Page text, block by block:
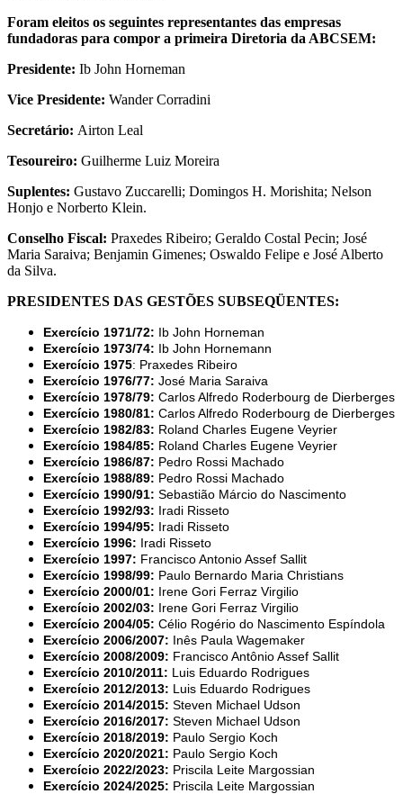
Foram eleitos os seguintes representantes das empresas
fundadoras para compor a primeira Diretoria da ABCSEM:
Presidente: Ib John Horneman
Vice Presidente: Wander Corradini
Secretário: Airton Leal
Tesoureiro: Guilherme Luiz Moreira
Suplentes: Gustavo Zuccarelli; Domingos H. Morishita; Nelson
Honjo e Norberto Klein.
Conselho Fiscal: Praxedes Ribeiro; Geraldo Costal Pecin; José
Maria Saraiva; Benjamin Gimenes; Oswaldo Felipe e José Alberto
da Silva.
PRESIDENTES DAS GESTÕES SUBSEQÜENTES:
Exercício 1971/72: Ib John Horneman
Exercício 1973/74: Ib John Hornemann
Exercício 1975: Praxedes Ribeiro
Exercício 1976/77: José Maria Saraiva
Exercício 1978/79: Carlos Alfredo Roderbourg de Dierberges
Exercício 1980/81: Carlos Alfredo Roderbourg de Dierberges
Exercício 1982/83: Roland Charles Eugene Veyrier
Exercício 1984/85: Roland Charles Eugene Veyrier
Exercício 1986/87: Pedro Rossi Machado
Exercício 1988/89: Pedro Rossi Machado
Exercício 1990/91: Sebastião Márcio do Nascimento
Exercício 1992/93: Iradi Risseto
Exercício 1994/95: Iradi Risseto
Exercício 1996: Iradi Risseto
Exercício 1997: Francisco Antonio Assef Sallit
Exercício 1998/99: Paulo Bernardo Maria Christians
Exercício 2000/01: Irene Gori Ferraz Virgilio
Exercício 2002/03: Irene Gori Ferraz Virgilio
Exercício 2004/05: Célio Rogério do Nascimento Espíndola
Exercício 2006/2007: Inês Paula Wagemaker
Exercício 2008/2009: Francisco Antônio Assef Sallit
Exercício 2010/2011: Luis Eduardo Rodrigues
Exercício 2012/2013: L uis Eduardo Rodrigues
Exercício 2014/2015: Steven Michael Udson
Exercício 2016/2017: Steven Michael Udson
Exercício 2018/2019: Paulo Sergio Koch
Exercício 2020/2021: Paulo Sergio Koch
Exercício 2022/2023: Priscila Leite Margossian
Exercício 2024/2025: Priscila Leite Margossian